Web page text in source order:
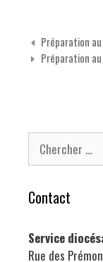
Navigation des
Préparation
Préparation
Chercher pour:
Contact
Service
Rue des